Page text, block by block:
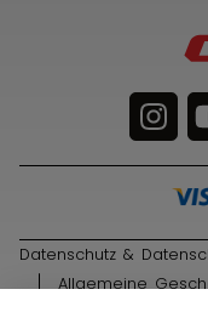
Datenschutz &
Allgemeine